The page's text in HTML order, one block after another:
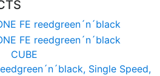
CUBE
Single Speed,